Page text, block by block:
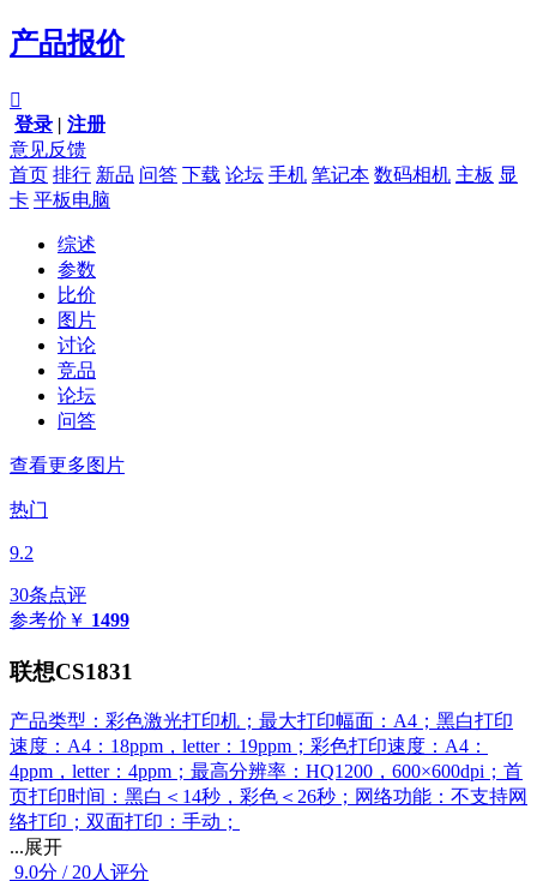
产品报价

登录 | 注册
意见反馈
首页 排行 新品 问答 下载 论坛 手机 笔记本 数码相机 主板 显
卡 平板电脑
综述
参数
比价
图片
讨论
竞品
论坛
问答
查看更多图片
热门
9.2
30条点评
参考价 ￥ 1499
联想CS1831
产品类型：彩色激光打印机；最大打印幅面：A4；黑白打印
速度：A4：18ppm，letter：19ppm；彩色打印速度：A4：
4ppm，letter：4ppm；最高分辨率：HQ1200，600×600dpi；首
页打印时间：黑白＜14秒，彩色＜26秒；网络功能：不支持网
络打印；双面打印：手动；
...展开
9.0分 / 20人评分